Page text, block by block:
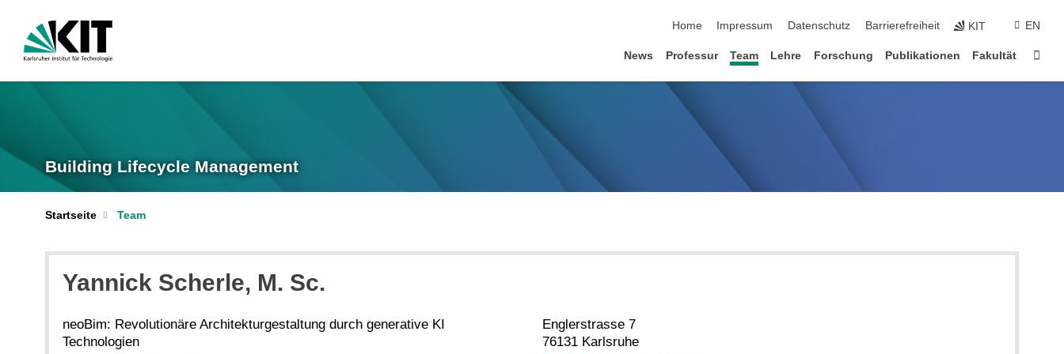
Home
Impressum Datenschutz Barrierefreiheit KIT EN
News Professur Team Lehre Forschung Publikationen Fakultät
Building Lifecycle Management
Startseite Team
Yannick Scherle, M. Sc.
neoBim: Revolutionäre Architekturgestaltung durch generative KI
Technologien
Englerstrasse 7
76131 Karlsruhe